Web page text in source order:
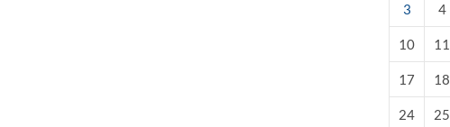
3 4
10 11
17 18
24 25